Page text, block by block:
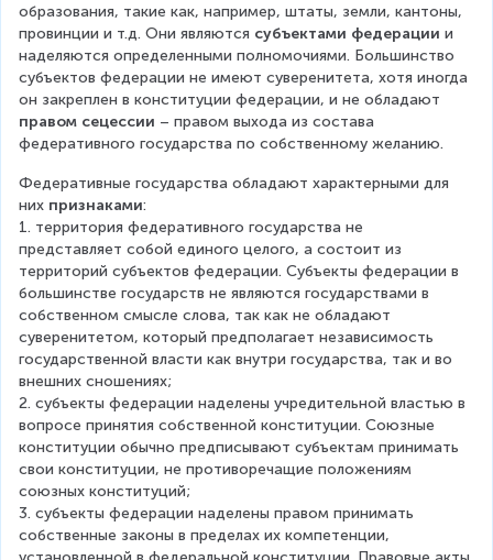
образования, такие как, например, штаты, земли, кантоны,
провинции и т.д. Они являются субъектами федерации и
наделяются определенными полномочиями. Большинство
субъектов федерации не имеют суверенитета, хотя иногда
он закреплен в конституции федерации, и не обладают
правом сецессии – правом выхода из состава
федеративного государства по собственному желанию.
Федеративные государства обладают характерными для
них признаками:
1. территория федеративного государства не
представляет собой единого целого, а состоит из
территорий субъектов федерации. Субъекты федерации в
большинстве государств не являются государствами в
собственном смысле слова, так как не обладают
суверенитетом, который предполагает независимость
государственной власти как внутри государства, так и во
внешних сношениях;
2. субъекты федерации наделены учредительной властью в
вопросе принятия собственной конституции. Союзные
конституции обычно предписывают субъектам принимать
свои конституции, не противоречащие положениям
союзных конституций;
3. субъекты федерации наделены правом принимать
собственные законы в пределах их компетенции,